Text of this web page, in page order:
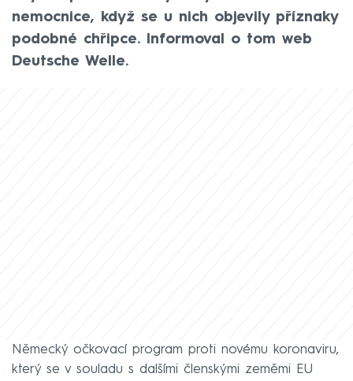
nemocnice, když se u nich objevily příznaky
podobné chřipce. Informoval o tom web
Deutsche Welle.
Německý očkovací program proti novému koronaviru,
který se v souladu s dalšími členskými zeměmi EU